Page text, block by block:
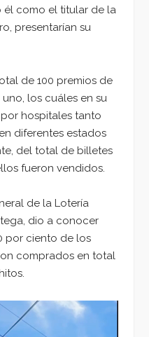
él como el titular de la
presentarían su
de 100 premios de
los cuáles en su
hospitales tanto
diferentes estados
del total de billetes
fueron vendidos.
de la Lotería
dio a conocer
por ciento de los
comprados en total